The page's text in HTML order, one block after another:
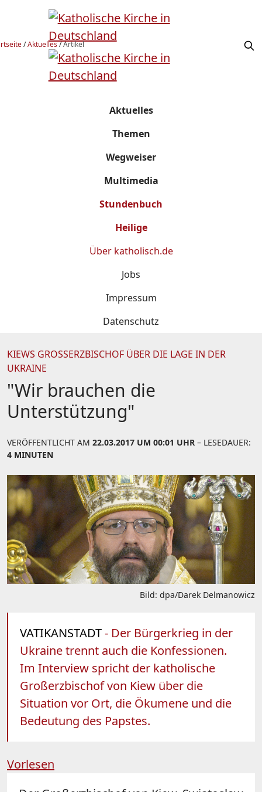
/Aktuelles/Artikel
Aktuelles
Themen
Wegweiser
Multimedia
Stundenbuch
Heilige
Über katholisch.de
Jobs
Impressum
Datenschutz
KIEWS GROSSERZBISCHOF ÜBER DIE LAGE IN DER U
KRAINE
"Wir brauchen die
Unterstützung"
VERÖFFENTLICHT AM 22.03.2017 UM 00:01 UHR – LESEDAUER:
4 MINUTEN
Bild: dpa/Darek Delmanowicz
VATIKANSTADT- Der Bürgerkrieg in der
Ukraine trennt auch die Konfessionen.
Im Interview spricht der katholische
Großerzbischof von Kiew über die
Situation vor Ort, die Ökumene und die
Bedeutung des Papstes.
Vorlesen